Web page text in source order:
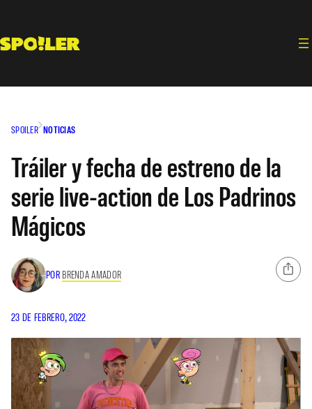
contenido
SPOILER NOTICIAS
Tráiler y fecha de estreno de la
serie live-action de Los Padrinos
Mágicos
POR BRENDA AMADOR
23 DE FEBRERO, 2022